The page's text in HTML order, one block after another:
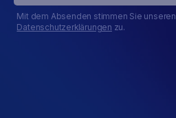
Mit dem Absenden stimmen Sie unseren
Datenschutzerklärungen zu.